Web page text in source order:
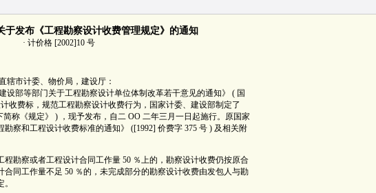
于发布《工程勘察设计收费管理规定》的通知
· 计价格 [2002]10 号
辖市计委、物价局，建设厅：
部等部门关于工程勘察设计单位体制改革若干意见的通知》 ( 国
收费标，规范工程勘察设计收费行为，国家计委、建设部制定了
简称《规定》 ) ，现予发布，自二 OO 二年三月一日起施行。原国家
察和工程设计收费标准的通知》 ([1992] 价费字 375 号 ) 及相关附
勘察或者工程设计合同工作量 50 ％上的，勘察设计收费仍按原合
合同工作量不足 50 ％的，未完成部分的勘察设计收费由发包人与勘
。